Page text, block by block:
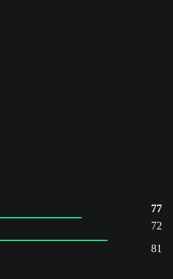
77
72
81